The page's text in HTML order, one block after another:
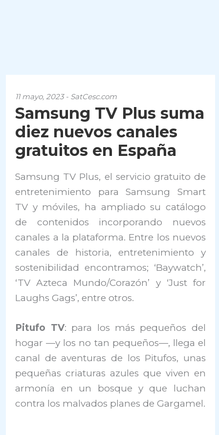
11 mayo, 2023 - SatCesc.com
Samsung TV Plus suma
diez nuevos canales
gratuitos en España
Samsung TV Plus, el servicio gratuito de
entretenimiento para Samsung Smart
TV y móviles, ha ampliado su catálogo
de contenidos incorporando nuevos
canales a la plataforma. Entre los nuevos
canales de historia, entretenimiento y
sostenibilidad encontramos; ‘Baywatch’,
‘TV Azteca Mundo/Corazón’ y ‘Just for
Laughs Gags’, entre otros.
Pitufo TV: para los más pequeños del
hogar —y los no tan pequeños—, llega el
canal de aventuras de los Pitufos, unas
pequeñas criaturas azules que viven en
armonía en un bosque y que luchan
contra los malvados planes de Gargamel.